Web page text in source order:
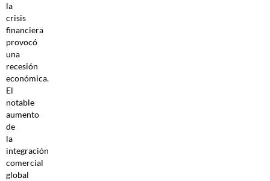
la
crisis
financiera
provocó
una
recesión
económica.
El
notable
aumento
de
la
integración
comercial
global